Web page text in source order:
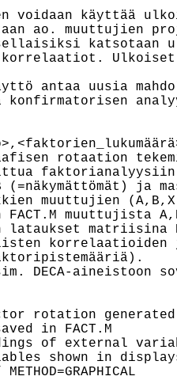
voidaan käyttää
ao. muuttujien
katsotaan
Ulkoiset
antaa uusia
konfirmatorisen
rotaation
(=näkymättömät) ja
muuttujien
muuttujista
matriisina
korrelaatioiden
DECA-aineistoon
rotation generated
in FACT.M
of external
shown in displays